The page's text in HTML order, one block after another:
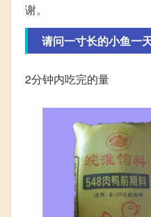
谢。
请问一寸长的小鱼一
2分钟内吃完的量